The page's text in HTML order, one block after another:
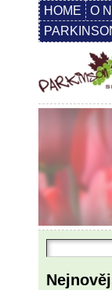
HOME O